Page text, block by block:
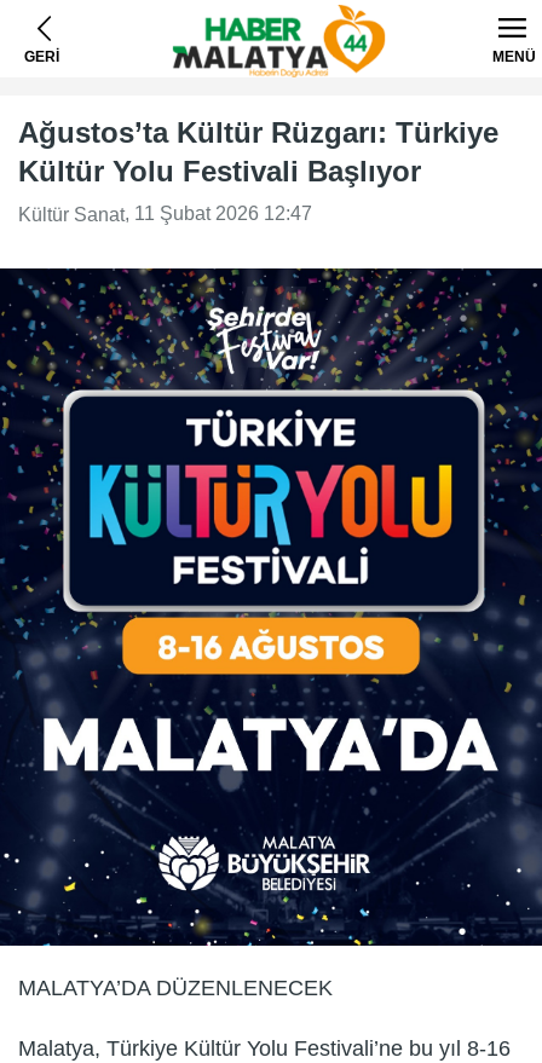
GERİ MENÜ
Ağustos’ta Kültür Rüzgarı: Türkiye
Kültür Yolu Festivali Başlıyor
Kültür Sanat, 11 Şubat 2026 12:47
MALATYA’DA DÜZENLENECEK
Malatya, Türkiye Kültür Yolu Festivali’ne bu yıl 8-16